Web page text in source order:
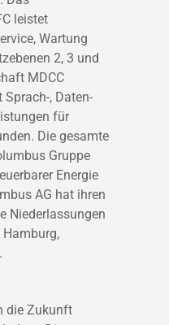
leistet
Wartung
2, 3 und
MDCC
, Daten-
für
Die gesamte
Gruppe
Energie
AG hat ihren
Niederlassungen
die Zukunft